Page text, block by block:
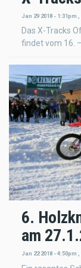
Jan 29 2018 - 1:31pm
Das X-Tracks
findet vom 16.
6.
am
Jan 22 2018 - 4:50pm